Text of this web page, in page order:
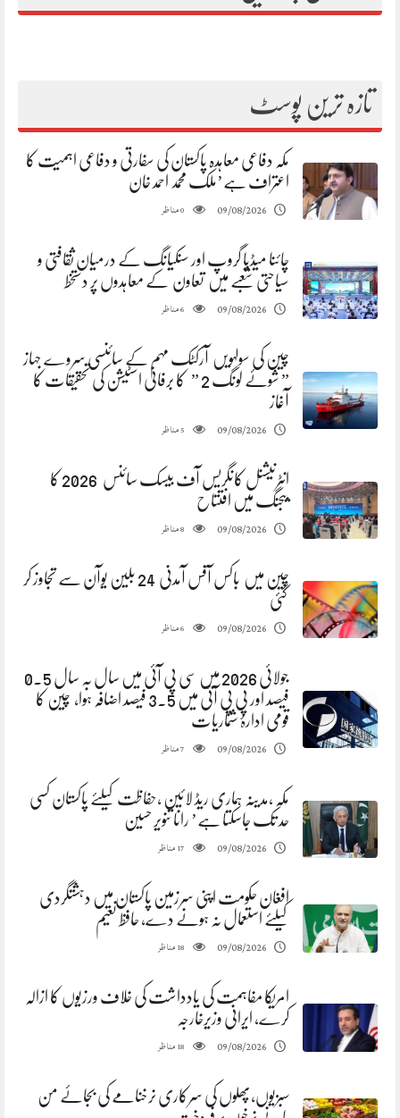
تازہ ترین پوسٹ
مکہ دفاعی معاہدہ پاکستان کی سفارتی و دفاعی اہمیت کا
اعتراف ہے’ملک محمد احمد خان
09/08/2026
0مناظر
چائنا میڈیا گروپ اور سنکیانگ کے درمیان ثقافتی و
سیاحتی شعبے میں تعاون کے معاہدوں پر دستخط
09/08/2026
6مناظر
چین کی سولہویں آرکٹک مہم کے سائنسی سروے جہاز
” شوئے لونگ 2 ” کا برفانی اسٹیشن کی تحقیقات کا
آغاز
09/08/2026
5مناظر
انٹرنیشنل کانگریس آف بیسک سائنس 2026 کا
بیجنگ میں افتتاح
09/08/2026
8مناظر
چین میں باکس آفس آمدنی 24 بلین یوآن سے تجاوز کر
گئی
09/08/2026
6مناظر
جولائی 2026 میں سی پی آئی میں سال بہ سال 0.5
فیصد اور پی پی آئی میں 3.5 فیصد اضافہ ہوا، چین کا
قومی ادارۂ شماریات
09/08/2026
7مناظر
مکہ ،مدینہ ہماری ریڈ لائین ،حفاظت کیلئے پاکستان کسی
حد تک جاسکتا ہے’ رانا تنویر حسین
09/08/2026
17مناظر
افغان حکومت اپنی سرزمین پاکستان میں دہشتگردی
کیلئے استعمال نہ ہونے دے، حافظ نعیم
09/08/2026
18مناظر
امریکا مفاہمت کی یادداشت کی خلاف ورزیوں کا ازالہ
کرے، ایرانی وزیرخارجہ
09/08/2026
18مناظر
سبزیوں،پھلوں کی سرکاری نرخنامے کی بجائے من